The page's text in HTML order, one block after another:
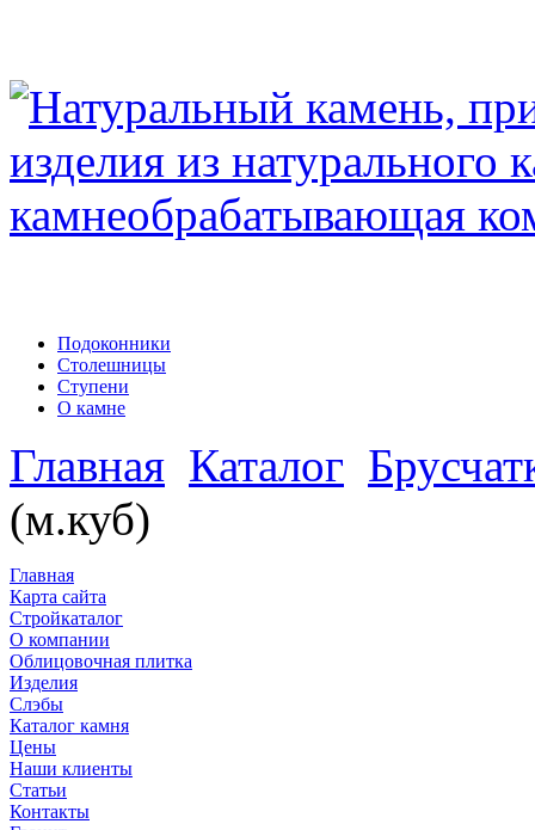
Подоконники
Столешницы
Ступени
О камне
Главная Каталог
(м.куб)
Главная
Карта сайта
Стройкаталог
О компании
Облицовочная плитка
Изделия
Слэбы
Каталог камня
Цены
Наши клиенты
Статьи
Контакты